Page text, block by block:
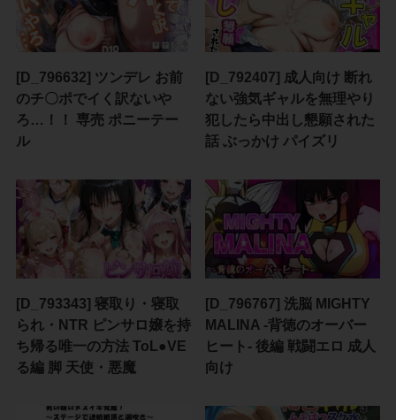
[D_796632] ツンデレ お前
のチ〇ポでイく訳ないや
ろ…！！ 専売 ポニーテー
ル
[D_792407] 成人向け 断れ
ない強気ギャルを無理やり
犯したら中出し懇願された
話 ぶっかけ パイズリ
[D_793343] 寝取り・寝取
られ・NTR ピンサロ嬢を持
ち帰る唯一の方法 ToL●VE
る編 脚 天使・悪魔
[D_796767] 洗脳 MIGHTY
MALINA -背徳のオーバー
ヒート- 後編 戦闘エロ 成人
向け